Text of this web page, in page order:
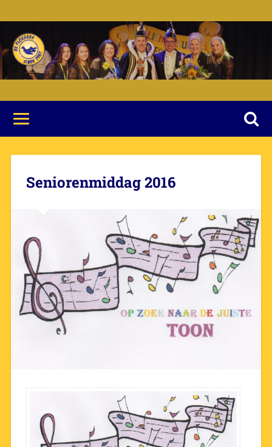
Seniorenmiddag 2016